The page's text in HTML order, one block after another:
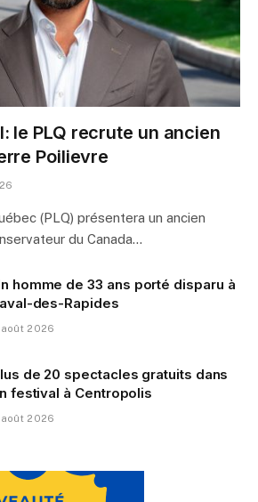
le PLQ recrute un ancien
Poilievre
(PLQ) présentera un ancien
du Canada…
homme de 33 ans porté disparu à
des-Rapides
2026
de 20 spectacles gratuits dans
festival à Centropolis
2026